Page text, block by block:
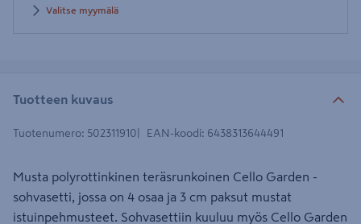
Valitse myymälä
Tuotteen kuvaus
Tuotenumero: 502311910 EAN-koodi: 6438313644491
Musta polyrottinkinen teräsrunkoinen Cello Garden -
sohvasetti, jossa on 4 osaa ja 3 cm paksut mustat
istuinpehmusteet. Sohvasettiin kuuluu myös Cello Garden